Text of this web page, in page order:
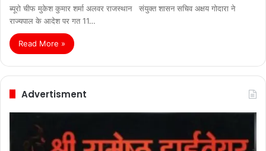
ब्यूरो चीफ मुकेश कुमार शर्मा अलवर राजस्थान संयुक्त शासन सचिव अक्षय गोदारा ने
राज्यपाल के आदेश पर गत 11…
Read More »
Advertisment